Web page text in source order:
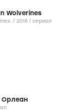
Wolverines
All or Nothing: The Michigan Wolverines / 2018 / сериал
Орлеан